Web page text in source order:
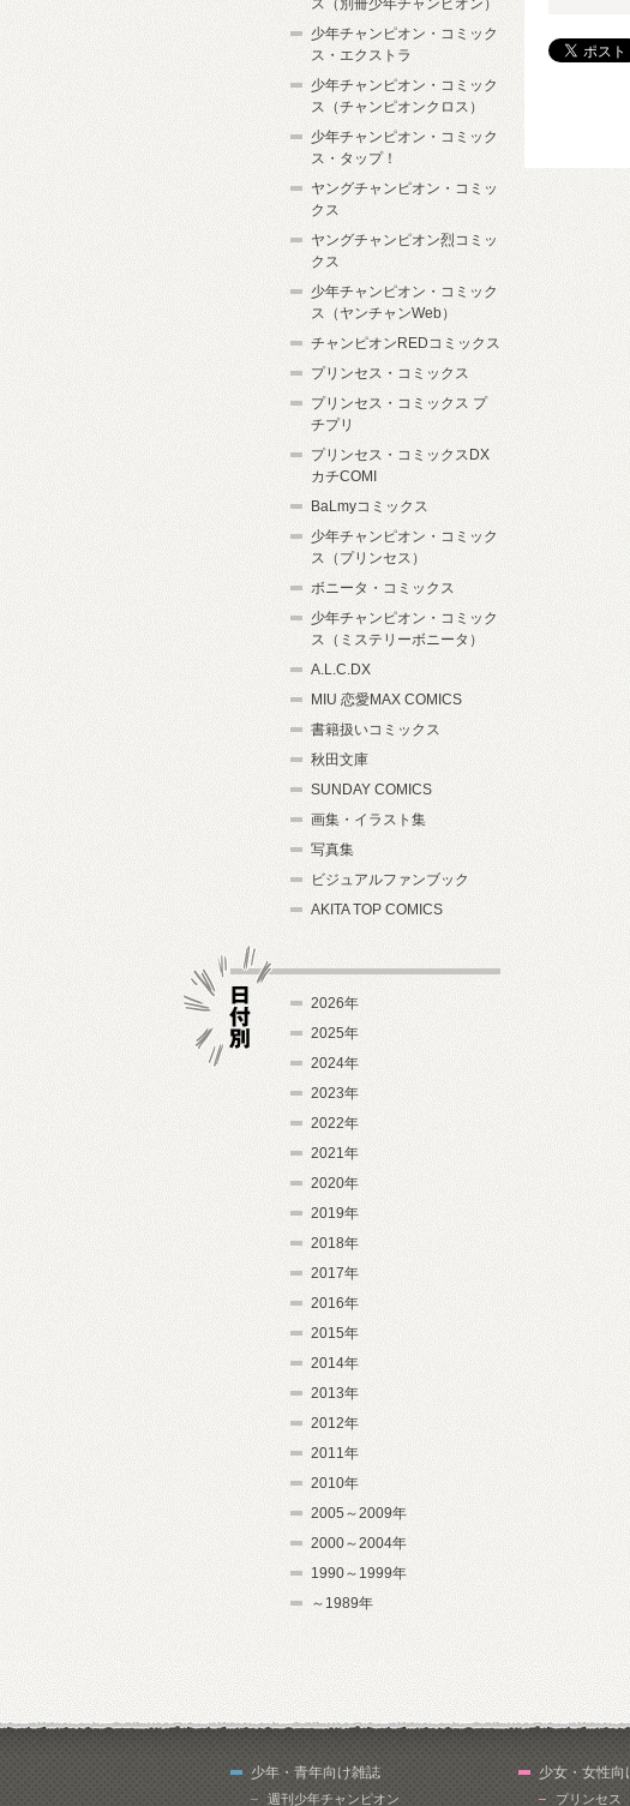
ス（別冊少年チャンピオン）
少年チャンピオン・コミック
ス・エクストラ
少年チャンピオン・コミック
ス（チャンピオンクロス）
少年チャンピオン・コミック
ス・タップ！
ヤングチャンピオン・コミッ
クス
ヤングチャンピオン烈コミッ
クス
少年チャンピオン・コミック
ス（ヤンチャンWeb）
チャンピオンREDコミックス
プリンセス・コミックス
プリンセス・コミックス プ
チプリ
プリンセス・コミックスDX
カチCOMI
BaLmyコミックス
少年チャンピオン・コミック
ス（プリンセス）
ボニータ・コミックス
少年チャンピオン・コミック
ス（ミステリーボニータ）
A.L.C.DX
MIU 恋愛MAX COMICS
書籍扱いコミックス
秋田文庫
SUNDAY COMICS
画集・イラスト集
写真集
ビジュアルファンブック
AKITA TOP COMICS
2026年
2025年
2024年
2023年
2022年
2021年
2020年
2019年
2018年
2017年
2016年
2015年
2014年
2013年
2012年
2011年
2010年
2005～2009年
2000～2004年
1990～1999年
～1989年
少年・青年向け雑誌
週刊少年チャンピオン
少女・女性向
プリンセス